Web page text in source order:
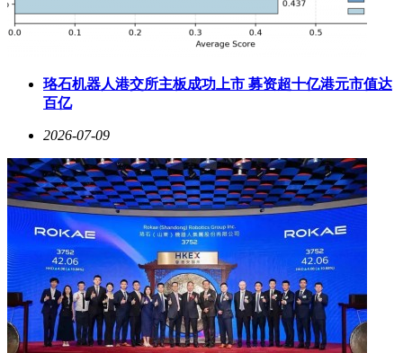
珞石机器人港交所主板成功上市 募资超十亿港元市值达
百亿
2026-07-09